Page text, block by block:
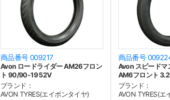
商品番号 009217
Avon ロードライダー AM26フロン
ト 90/90-19 52V
ブランド：
AVON TYRES(エイボンタイヤ)
商品番号
Avon スピードマ
AM6フロント
ブランド：
AVON TYRES(エ